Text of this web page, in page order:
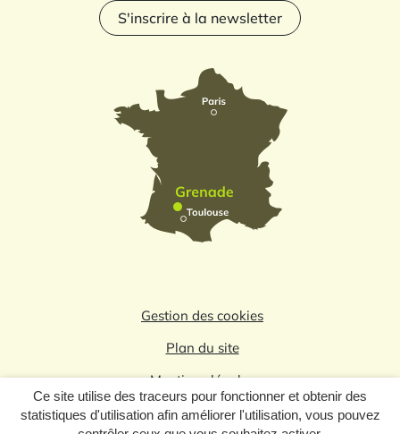
Ce site utilise des traceurs pour fonctionner et obtenir des
statistiques d'utilisation afin améliorer l'utilisation, vous pouvez
S'inscrire à la newsletter
Gestion des cookies
Plan du site
Mentions légales
Politique de confidentialité